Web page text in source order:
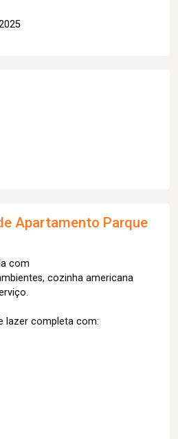
Apartamento Parque
com
cozinha americana
lazer completa com: